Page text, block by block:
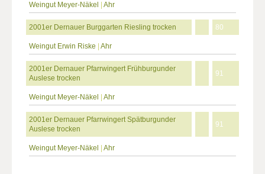
Weingut Meyer-Näkel Ahr
2001er Dernauer Burggarten Riesling trocken 80
Weingut Erwin Riske Ahr
2001er Dernauer Pfarrwingert Frühburgunder
Auslese trocken
91
Weingut Meyer-Näkel Ahr
2001er Dernauer Pfarrwingert Spätburgunder
Auslese trocken
91
Weingut Meyer-Näkel Ahr